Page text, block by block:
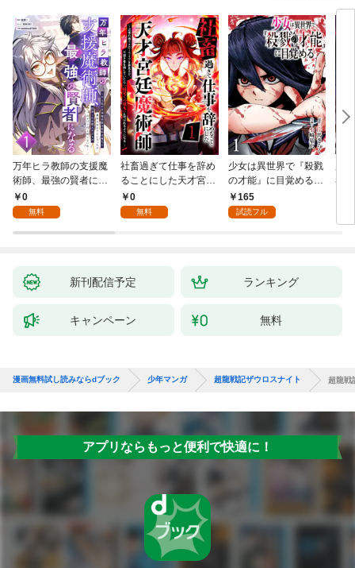
万年ヒラ教師の支援魔
術師、最強の賢者にな
る～不人気の支援魔術
師は給料泥棒だと魔術
が、出世した元教え子
0
無料
社畜過ぎて仕事を辞め
ることにした天才宮廷
魔術師～辺境の地でス
ローライフを夢見る
0
無料
少女は異世界で『殺戮
の才能』に目覚める
(話売り) #1
165
試読フル
者
新刊配信予定 ランキング
キャンペーン 無料
漫画無料試し読みならdブック 少年マンガ 超龍戦記ザウロスナイト 超龍戦
アプリならもっと便利で快適に！